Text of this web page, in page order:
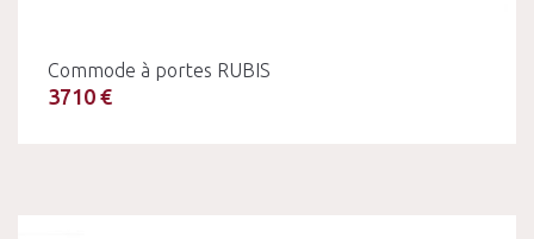
Commode à portes RUBIS
3710 €